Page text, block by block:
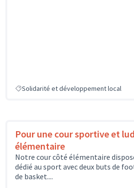
Solidarité et développement local
Pour une cour sportive et
élémentaire
Notre cour côté élémentaire
dédié au sport avec deux buts de
de basket....